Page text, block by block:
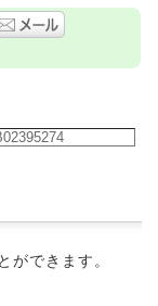
ができます。